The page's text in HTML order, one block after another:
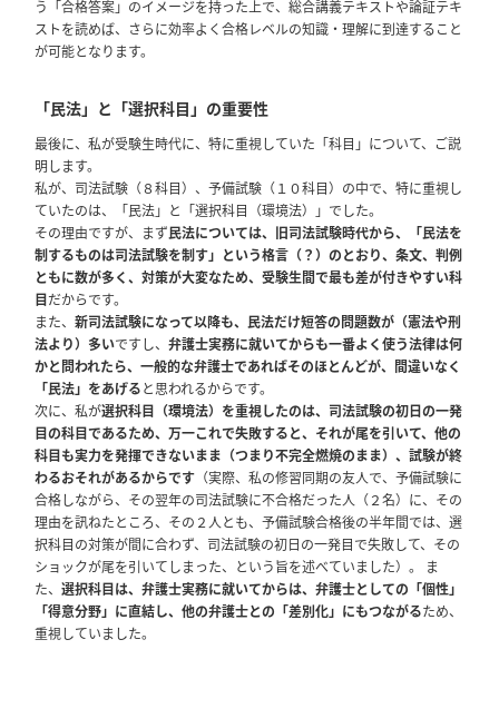
う「合格答案」のイメージを持った上で、総合講義テキストや論証テキ
ストを読めば、さらに効率よく合格レベルの知識・理解に到達すること
が可能となります。
「民法」と「選択科目」の重要性
最後に、私が受験生時代に、特に重視していた「科目」について、ご説
明します。
私が、司法試験（８科目）、予備試験（１０科目）の中で、特に重視し
ていたのは、「民法」と「選択科目（環境法）」でした。
その理由ですが、まず民法については、旧司法試験時代から、「民法を
制するものは司法試験を制す」という格言（？）のとおり、条文、判例
ともに数が多く、対策が大変なため、受験生間で最も差が付きやすい科
目だからです。
また、 新司法試験になって以降も、民法だけ短答の問題数が（憲法や刑
法より）多いですし、 弁護士実務に就いてからも一番よく使う法律は何
かと問われたら、一般的な弁護士であればそのほとんどが、間違いなく
「民法」をあげると思われるからです。
次に、私が選択科目（環境法）を重視したのは、司法試験の初日の一発
目の科目であるため、万一これで失敗すると、それが尾を引いて、他の
科目も実力を発揮できないまま（つまり不完全燃焼のまま）、試験が終
わるおそれがあるからです （実際、私の修習同期の友人で、予備試験に
合格しながら、その翌年の司法試験に不合格だった人（２名）に、その
理由を訊ねたところ、その２人とも、予備試験合格後の半年間では、選
択科目の対策が間に合わず、司法試験の初日の一発目で失敗して、その
ショックが尾を引いてしまった、という旨を述べていました）。 ま
た、 選択科目は、弁護士実務に就いてからは、弁護士としての「個性」
「得意分野」に直結し、他の弁護士との「差別化」にもつながるため、
重視していました。